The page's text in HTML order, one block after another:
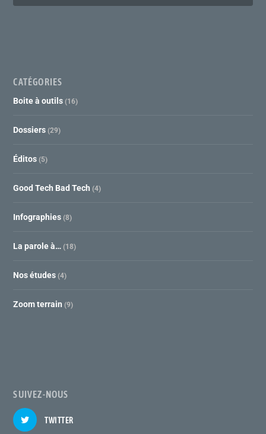
CATÉGORIES
Boite à outils (16)
Dossiers (29)
Éditos (5)
Good Tech Bad Tech (4)
Infographies (8)
La parole à… (18)
Nos études (4)
Zoom terrain (9)
SUIVEZ-NOUS
TWITTER